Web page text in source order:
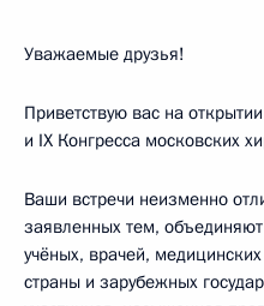
Уважаемые друзья!
Приветствую вас на
и IX Конгресса московских
Ваши встречи неизменно
заявленных тем,
учёных, врачей,
страны и зарубежных